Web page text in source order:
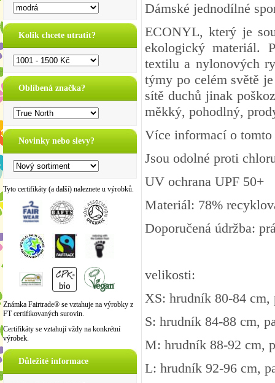
Kolik chcete utratit?
Oblíbená značka?
Novinky nebo slevy?
Tyto certifikáty (a další) naleznete u výrobků.
Známka Fairtrade® se vztahuje na výrobky z
FT certifikovaných surovin.
Certifikáty se vztahují vždy na konkrétní
výrobek.
Důležité informace
Dámské jednodílné
ECONYL, který je
ekologický materiál.
textilu a nylonových
týmy po celém světě
sítě duchů jinak
měkký, pohodlný,
Více informací o
Jsou odolné proti
UV ochrana UPF 50+
Materiál: 78%
Doporučená údržba:
velikosti:
XS: hrudník 80-84 cm,
S: hrudník 84-88 cm,
M: hrudník 88-92 cm,
L: hrudník 92-96 cm,